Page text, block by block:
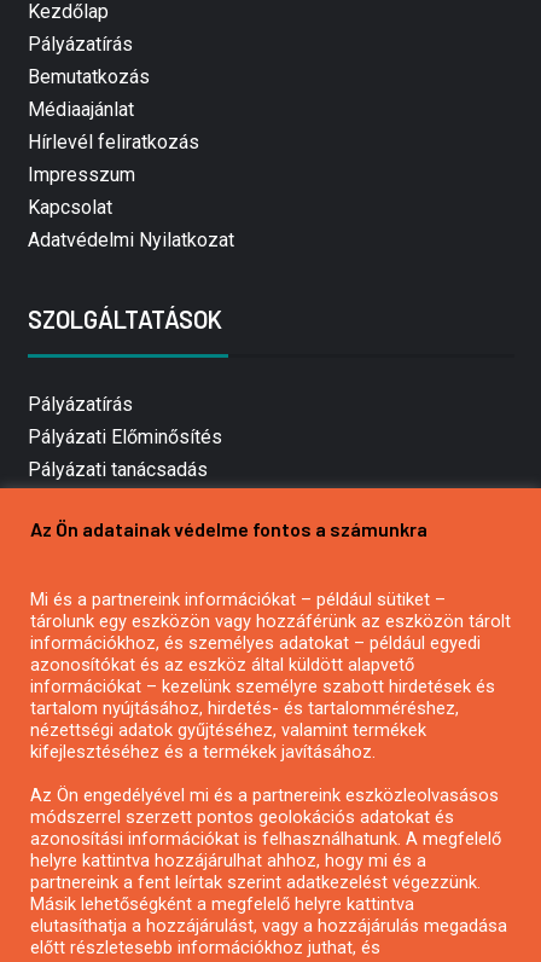
Kezdőlap
Pályázatírás
Bemutatkozás
Médiaajánlat
Hírlevél feliratkozás
Impresszum
Kapcsolat
Adatvédelmi Nyilatkozat
SZOLGÁLTATÁSOK
Pályázatírás
Pályázati Előminősítés
Pályázati tanácsadás
Mezőgazdasági pályázatírás
Pályázatírás civil szervezeteknek
Pályázatírás önkormányzatoknak
Pályázatfigyelés
Specifikus pályázatfigyelés vagy hírlevél
Pályázatok magánszemélyeknek
Pályázatok civil szervezeteknek
Pályázatok vállalkozásoknak
Az Ön adatainak védelme fontos a számunkra
Mi és a partnereink információkat – például sütiket –
tárolunk egy eszközön vagy hozzáférünk az eszközön tárolt
információkhoz, és személyes adatokat – például egyedi
azonosítókat és az eszköz által küldött alapvető
információkat – kezelünk személyre szabott hirdetések és
tartalom nyújtásához, hirdetés- és tartalomméréshez,
nézettségi adatok gyűjtéséhez, valamint termékek
kifejlesztéséhez és a termékek javításához.
Az Ön engedélyével mi és a partnereink eszközleolvasásos
módszerrel szerzett pontos geolokációs adatokat és
azonosítási információkat is felhasználhatunk. A megfelelő
helyre kattintva hozzájárulhat ahhoz, hogy mi és a
partnereink a fent leírtak szerint adatkezelést végezzünk.
Másik lehetőségként a megfelelő helyre kattintva
elutasíthatja a hozzájárulást, vagy a hozzájárulás megadása
előtt részletesebb információkhoz juthat, és